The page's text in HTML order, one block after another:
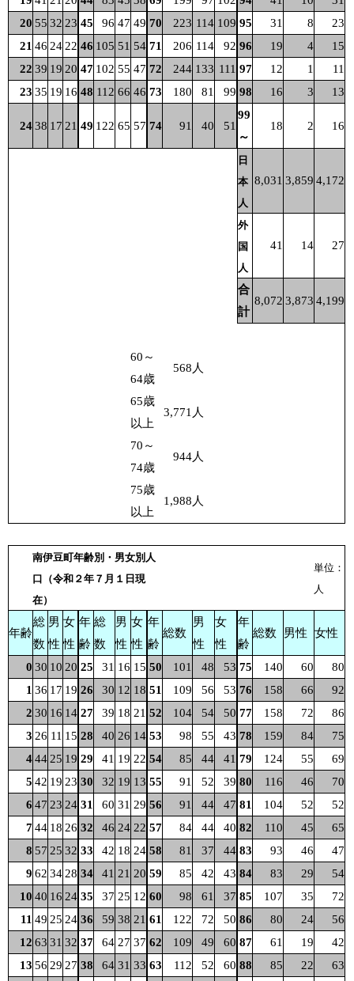
20 55 32 23 45 96 47 49 70 223 114 109 95 31 8
23
21 46 24 22 46 105 51 54 71 206 114 92 96 19 4
15
22 39 19 20 47 102 55 47 72 244 133 111 97 12 1
11
23 35 19 16 48 112 66 46 73 180 81 99 98 16 3 13
2438 17 21 49 122 65 57 74 91 40 51
99
～
18 2 16
日
本
人
8,031 3,859 4,172
外
国
人
41 14 27
合
計
8,072 3,873 4,199
60～
64歳
568 人
65歳
以上
3,771 人
70～
74歳
944人
75歳
以上
1,988 人
南伊豆町年齢別・男女別人
口（令和２年７月１日現
在）
単位：
人
年齢
総
数
男
性
女
性
年
齢
総
数
男
性
女
性
年
齢
総数
男
性
女
性
年
齢
総数 男性 女性
0 30 10 20 25 31 16 15 50 101 48 53 75 140 60
80
1 36 17 19 26 30 12 18 51 109 56 53 76 158 66
92
2 30 16 14 27 39 18 21 52 104 54 50 77 158 72
86
3 26 11 15 28 40 26 14 53 98 55 43 78 159 84
75
444 25 19 29 41 19 22 54 85 44 41 79 124 55
69
5 42 19 23 30 32 19 13 55 91 52 39 80 116 46
70
6 47 23 24 31 60 31 29 56 91 44 47 81 104 52
52
744 18 26 32 46 24 22 57 84 44 40 82 110 45
65
8 57 25 32 33 42 18 24 58 81 37 44 83 93 46
47
9 62 34 28 34 41 21 20 59 85 42 43 84 83 29
54
10 40 16 24 35 37 25 12 60 98 61 37 85 107 35
72
11 49 25 24 36 59 38 21 61 122 72 50 86 80 24
56
12 63 31 32 37 64 27 37 62 109 49 60 87 61 19
42
13 56 29 27 38 64 31 33 63 112 52 60 88 85 22
63